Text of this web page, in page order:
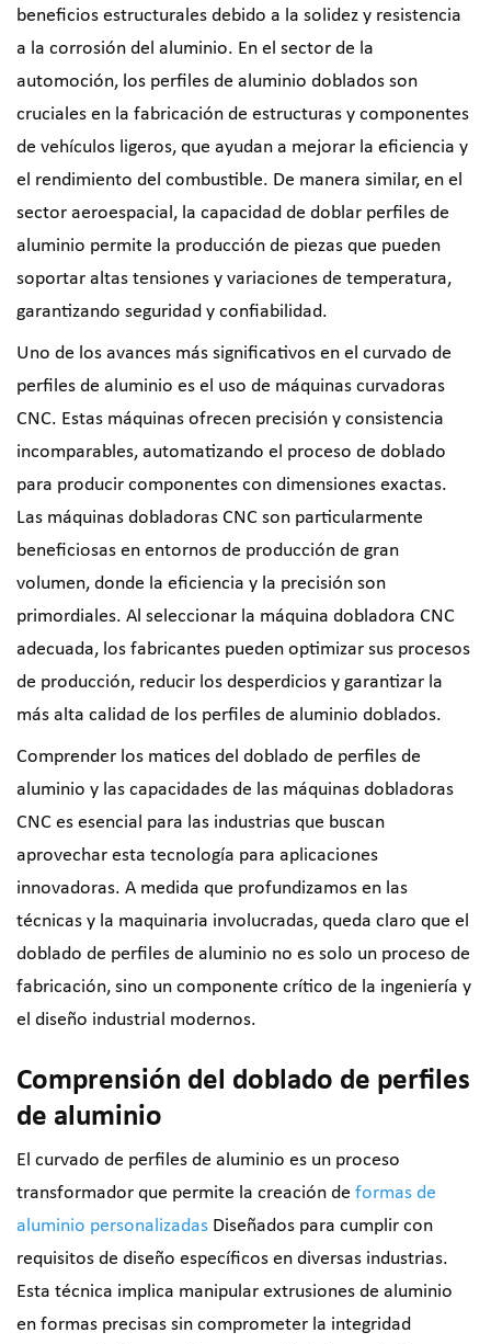
beneficios estructurales debido a la solidez y resistencia
a la corrosión del aluminio. En el sector de la
automoción, los perfiles de aluminio doblados son
cruciales en la fabricación de estructuras y componentes
de vehículos ligeros, que ayudan a mejorar la eficiencia y
el rendimiento del combustible. De manera similar, en el
sector aeroespacial, la capacidad de doblar perfiles de
aluminio permite la producción de piezas que pueden
soportar altas tensiones y variaciones de temperatura,
garantizando seguridad y confiabilidad.
Uno de los avances más significativos en el curvado de
perfiles de aluminio es el uso de máquinas curvadoras
CNC. Estas máquinas ofrecen precisión y consistencia
incomparables, automatizando el proceso de doblado
para producir componentes con dimensiones exactas.
Las máquinas dobladoras CNC son particularmente
beneficiosas en entornos de producción de gran
volumen, donde la eficiencia y la precisión son
primordiales. Al seleccionar la máquina dobladora CNC
adecuada, los fabricantes pueden optimizar sus procesos
de producción, reducir los desperdicios y garantizar la
más alta calidad de los perfiles de aluminio doblados.
Comprender los matices del doblado de perfiles de
aluminio y las capacidades de las máquinas dobladoras
CNC es esencial para las industrias que buscan
aprovechar esta tecnología para aplicaciones
innovadoras. A medida que profundizamos en las
técnicas y la maquinaria involucradas, queda claro que el
doblado de perfiles de aluminio no es solo un proceso de
fabricación, sino un componente crítico de la ingeniería y
el diseño industrial modernos.
Comprensión del doblado de perfiles
de aluminio
El curvado de perfiles de aluminio es un proceso
transformador que permite la creación de formas de
aluminio personalizadas Diseñados para cumplir con
requisitos de diseño específicos en diversas industrias.
Esta técnica implica manipular extrusiones de aluminio
en formas precisas sin comprometer la integridad